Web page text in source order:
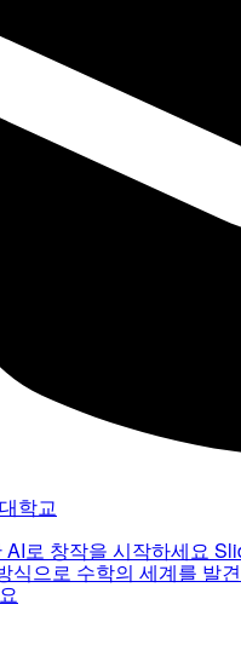
대학교
로 창작을 시작하세요
식으로 수학의 세계를 발